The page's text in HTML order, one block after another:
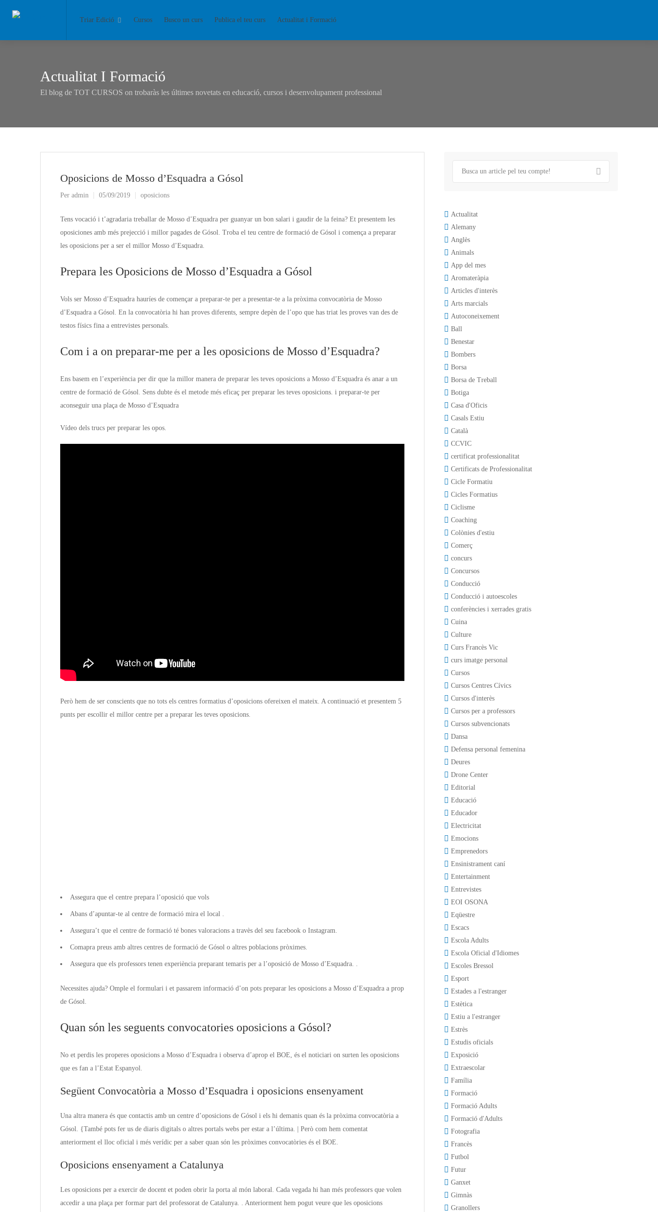
Triar Edició Cursos Busco un curs Publica el teu curs Actualitat i Formació
Actualitat I Formació
El blog de TOT CURSOS on trobaràs les últimes novetats en educació, cursos i desenvolupament professional
Oposicions de Mosso d’Esquadra a Gósol
Per admin 05/09/2019 oposicions
Tens vocació i t’agradaria treballar de Mosso d’Esquadra per guanyar un bon salari i gaudir de la feina? Et presentem les
oposiciones amb més prejecció i millor pagades de Gósol. Troba el teu centre de formació de Gósol i comença a preparar
les oposicions per a ser el millor Mosso d’Esquadra.
Prepara les Oposicions de Mosso d’Esquadra a Gósol
Vols ser Mosso d’Esquadra hauríes de començar a preparar-te per a presentar-te a la pròxima convocatòria de Mosso
d’Esquadra a Gósol. En la convocatòria hi han proves diferents, sempre depèn de l’opo que has triat les proves van des de
testos físics fina a entrevistes personals.
Com i a on preparar-me per a les oposicions de Mosso d’Esquadra?
Ens basem en l’experiència per dir que la millor manera de preparar les teves oposicions a Mosso d’Esquadra és anar a un
centre de formació de Gósol. Sens dubte és el metode més eficaç per preparar les teves oposicions. i preparar-te per
aconseguir una plaça de Mosso d’Esquadra
Vídeo dels trucs per preparar les opos.
Però hem de ser conscients que no tots els centres formatius d’oposicions ofereixen el mateix. A continuació et presentem 5
punts per escollir el millor centre per a preparar les teves oposicions.
Assegura que el centre prepara l’oposició que vols
Abans d’apuntar-te al centre de formació mira el local .
Assegura’t que el centre de formació té bones valoracions a travès del seu facebook o Instagram.
Comapra preus amb altres centres de formació de Gósol o altres poblacions pròximes.
Assegura que els professors tenen experiència preparant temaris per a l’oposició de Mosso d’Esquadra. .
Necessites ajuda? Omple el formulari i et passarem informació d’on pots preparar les oposicions a Mosso d’Esquadra a prop
de Gósol.
Quan són les seguents convocatories oposicions a Gósol?
No et perdis les properes oposicions a Mosso d’Esquadra i observa d’aprop el BOE, és el noticiari on surten les oposicions
que es fan a l’Estat Espanyol.
Següent Convocatòria a Mosso d’Esquadra i oposicions ensenyament
Una altra manera és que contactis amb un centre d’oposicions de Gósol i els hi demanis quan és la pròxima convocatòria a
Gósol. {També pots fer us de diaris digitals o altres portals webs per estar a l’última. | Però com hem comentat
anteriorment el lloc oficial i més verídic per a saber quan són les pròximes convocatòries és el BOE.
Oposicions ensenyament a Catalunya
Les oposicions per a exercir de docent et poden obrir la porta al món laboral. Cada vegada hi han més professors que volen
accedir a una plaça per formar part del professorat de Catalunya. . Anteriorment hem pogut veure que les oposicions
Actualitat
Alemany
Anglès
Animals
App del mes
Aromateràpia
Articles d'interès
Arts marcials
Autoconeixement
Ball
Benestar
Bombers
Borsa
Borsa de Treball
Botiga
Casa d'Oficis
Casals Estiu
Català
CCVIC
certificat professionalitat
Certificats de Professionalitat
Cicle Formatiu
Cicles Formatius
Ciclisme
Coaching
Colònies d'estiu
Comerç
concurs
Concursos
Conducció
Conducció i autoescoles
conferències i xerrades gratis
Cuina
Culture
Curs Francès Vic
curs imatge personal
Cursos
Cursos Centres Cívics
Cursos d'interès
Cursos per a professors
Cursos subvencionats
Dansa
Defensa personal femenina
Deures
Drone Center
Editorial
Educació
Educador
Electricitat
Emocions
Emprenedors
Ensinistrament caní
Entertainment
Entrevistes
EOI OSONA
Eqüestre
Escacs
Escola Adults
Escola Oficial d'Idiomes
Escoles Bressol
Esport
Estades a l'estranger
Estètica
Estiu a l'estranger
Estrès
Estudis oficials
Exposició
Extraescolar
Família
Formació
Formació Adults
Formació d'Adults
Fotografia
Francès
Futbol
Futur
Ganxet
Gimnàs
Granollers